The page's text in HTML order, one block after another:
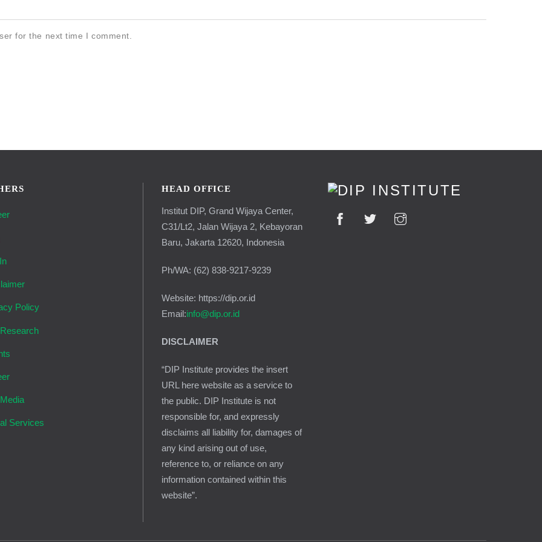
for the next time I comment.
Policy
Services
HEAD OFFICE
Institut DIP, Grand Wijaya Center,
C31/Lt2, Jalan Wijaya 2, Kebayoran
Baru, Jakarta 12620, Indonesia
Ph/WA: (62) 838-9217-9239
Website: https://dip.or.id
Email:info@dip.or.id
DISCLAIMER
“DIP Institute provides the insert
URL here website as a service to
the public. DIP Institute is not
responsible for, and expressly
disclaims all liability for, damages of
any kind arising out of use,
reference to, or reliance on any
information contained within this
website”.